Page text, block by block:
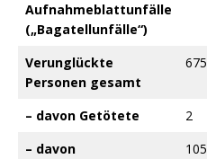
Aufnahmeblattunfälle
(„Bagatellunfälle“)
Verunglückte
Personen gesamt
675
– davon Getötete 2
– davon
105